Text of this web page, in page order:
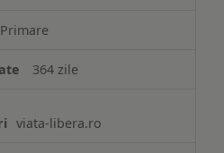
Primare
364 zile
viata-libera.ro